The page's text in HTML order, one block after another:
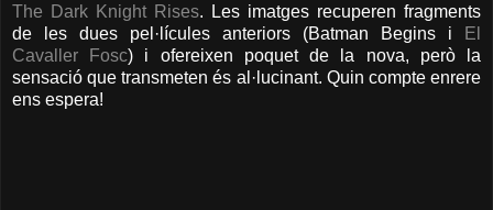
The Dark Knight Rises. Les imatges recuperen fragments
de les dues pel·lícules anteriors (Batman Begins i
El
Cavaller Fosc) i ofereixen poquet de la nova, però la
sensació que transmeten és al·lucinant. Quin compte enrere
ens espera!